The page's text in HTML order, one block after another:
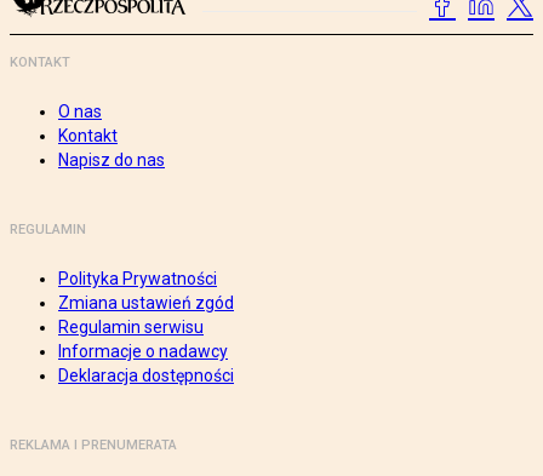
KONTAKT
O nas
Kontakt
Napisz do nas
REGULAMIN
Polityka Prywatności
Zmiana ustawień zgód
Regulamin serwisu
Informacje o nadawcy
Deklaracja dostępności
REKLAMA I PRENUMERATA